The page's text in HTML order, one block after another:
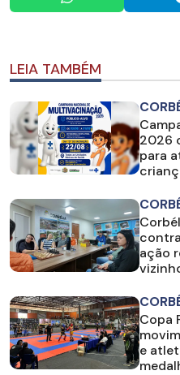
LEIA TAMBÉM
2026
para
ação
Copa
e